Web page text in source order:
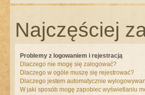
Najczęściej
Problemy z logowaniem i rejestracją
Dlaczego nie mogę się zalogować?
Dlaczego w ogóle muszę się rejestrować?
Dlaczego jestem automatycznie
W jaki sposób mogę zapobiec wyświetlaniu